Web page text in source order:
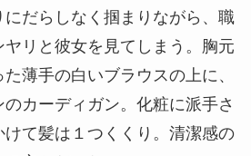
だらしなく掴まりながら、職
リと彼女を見てしまう。胸元
薄手の白いブラウスの上に、
カーディガン。化粧に派手さ
て髪は１つくくり。清潔感の